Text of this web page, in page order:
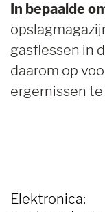
In bepaalde
gasflessen in
daarom op
ergernissen
Elektronica: